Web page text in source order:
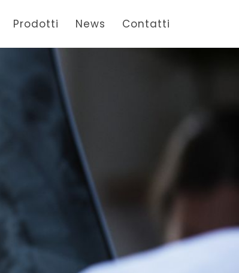
Prodotti News Contatti